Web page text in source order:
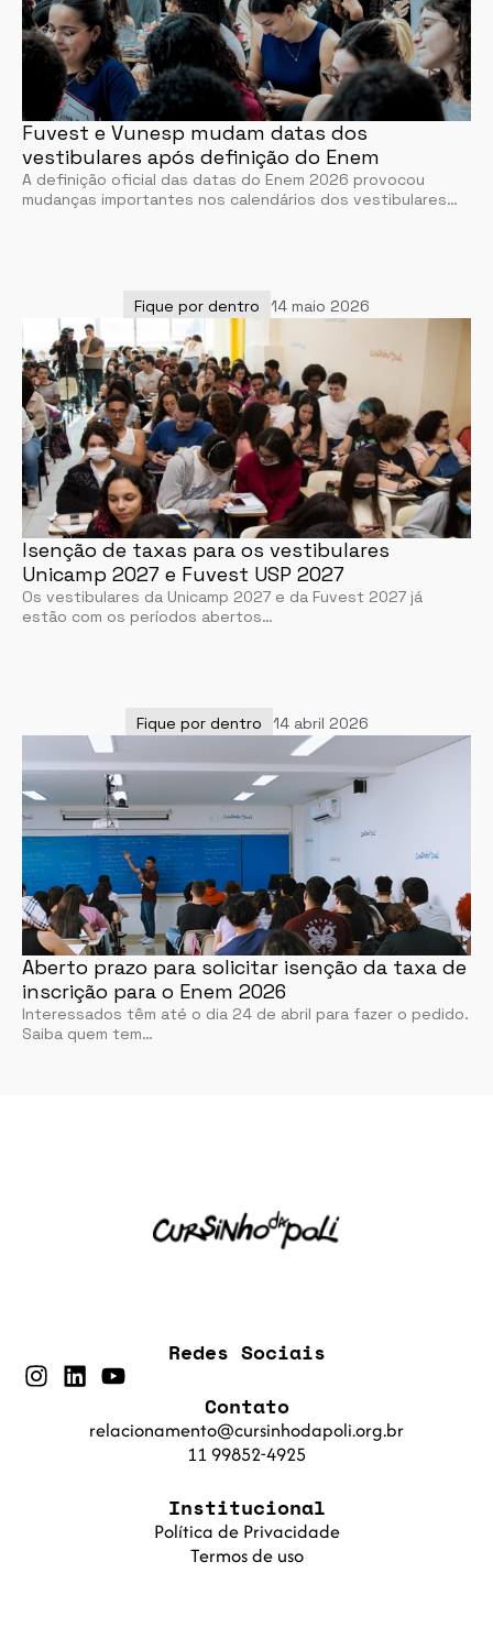
Fuvest e Vunesp mudam datas dos
vestibulares após definição do Enem
A definição oficial das datas do Enem 2026 provocou
mudanças importantes nos calendários dos vestibulares…
Fique por dentro 14 maio 2026
Isenção de taxas para os vestibulares
Unicamp 2027 e Fuvest USP 2027
Os vestibulares da Unicamp 2027 e da Fuvest 2027 já
estão com os períodos abertos…
Fique por dentro 14 abril 2026
Aberto prazo para solicitar isenção da taxa de
inscrição para o Enem 2026
Interessados têm até o dia 24 de abril para fazer o pedido.
Saiba quem tem…
Institucional
Política de Privacidade
Termos de uso
Contato
relacionamento@cursinhodapoli.org.br
11 99852-4925
Redes Sociais